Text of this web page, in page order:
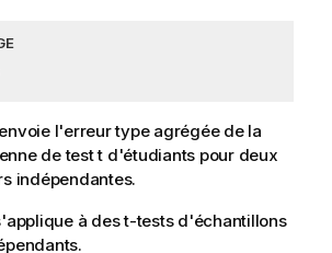
l'erreur type agrégée de la
de test t d'étudiants pour deux
indépendantes.
à des t-tests d'échantillons